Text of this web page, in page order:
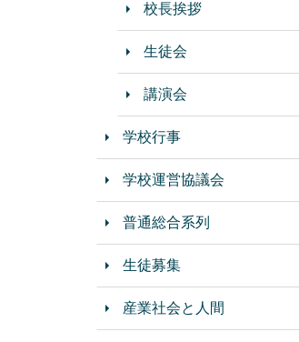
校長挨拶
生徒会
講演会
学校行事
学校運営協議会
普通総合系列
生徒募集
産業社会と人間